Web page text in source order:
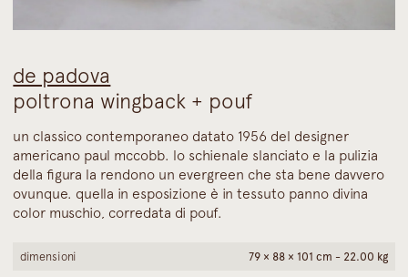
de padova
poltrona wingback + pouf
un classico contemporaneo datato 1956 del designer
americano paul mccobb. lo schienale slanciato e la pulizia
della figura la rendono un evergreen che sta bene davvero
ovunque. quella in esposizione è in tessuto panno divina
color muschio, corredata di pouf.
dimensioni 79 × 88 × 101 cm - 22.00 kg